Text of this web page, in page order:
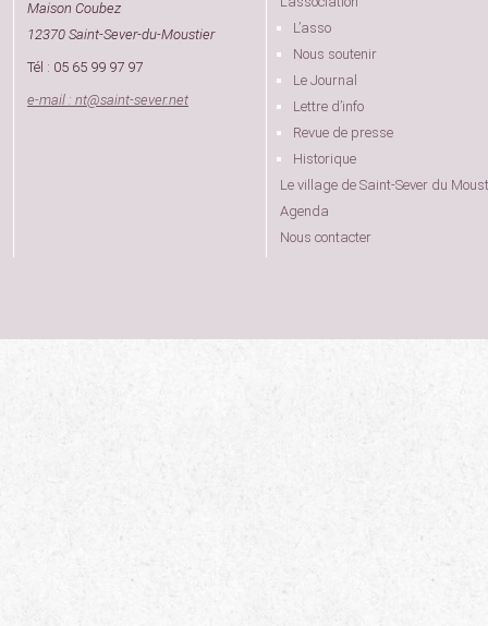
Maison Coubez
12370 Saint-Sever-du-Moustier
Tél : 05 65 99 97 97
e-mail : nt@saint-sever.net
L’asso
Nous soutenir
Le Journal
Lettre d’info
Revue de presse
Historique
Le village de Saint-Sever du
Agenda
Nous contacter